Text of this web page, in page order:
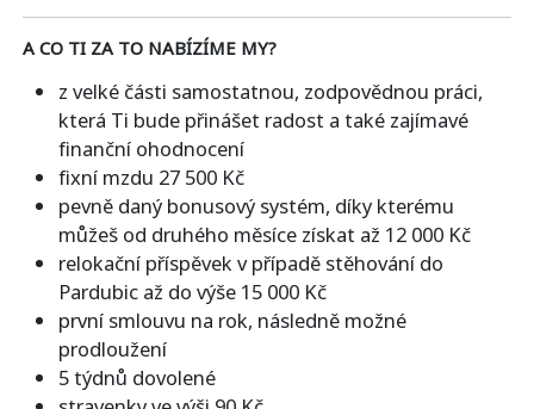
A CO TI ZA TO NABÍZÍME MY?
z velké části samostatnou, zodpovědnou práci,
která Ti bude přinášet radost a také zajímavé
finanční ohodnocení
fixní mzdu 27 500 Kč
pevně daný bonusový systém, díky kterému
můžeš od druhého měsíce získat až 12 000 Kč
relokační příspěvek v případě stěhování do
Pardubic až do výše 15 000 Kč
první smlouvu na rok, následně možné
prodloužení
5 týdnů dovolené